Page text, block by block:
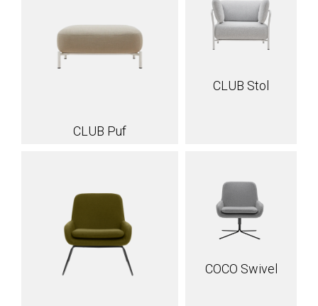
CLUB Puf
CLUB Stol
COCO Swivel